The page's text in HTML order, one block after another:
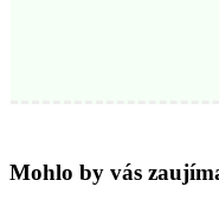
Mohlo by vás